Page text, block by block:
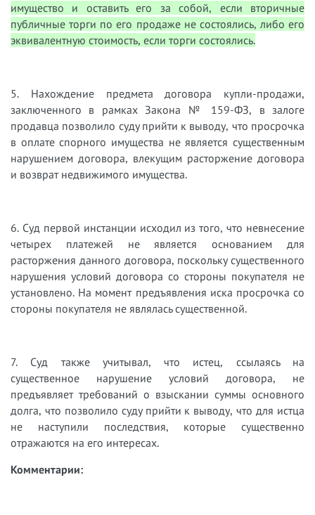
имущество и оставить его за собой, если вторичные
публичные торги по его продаже не состоялись, либо его
эквивалентную стоимость, если торги состоялись.
5. Нахождение предмета договора купли-продажи,
заключенного в рамках Закона № 159-ФЗ, в залоге
продавца позволило суду прийти к выводу, что просрочка
в оплате спорного имущества не является существенным
нарушением договора, влекущим расторжение договора
и возврат недвижимого имущества.
6. Суд первой инстанции исходил из того, что невнесение
четырех платежей не является основанием для
расторжения данного договора, поскольку существенного
нарушения условий договора со стороны покупателя не
установлено. На момент предъявления иска просрочка со
стороны покупателя не являлась существенной.
7. Суд также учитывал, что истец, ссылаясь на
существенное нарушение условий договора, не
предъявляет требований о взыскании суммы основного
долга, что позволило суду прийти к выводу, что для истца
не наступили последствия, которые существенно
отражаются на его интересах.
Комментарии: